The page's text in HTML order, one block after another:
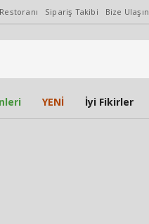
Sipariş Takibi Bize Ulaşın
YENİ İyi Fikirler